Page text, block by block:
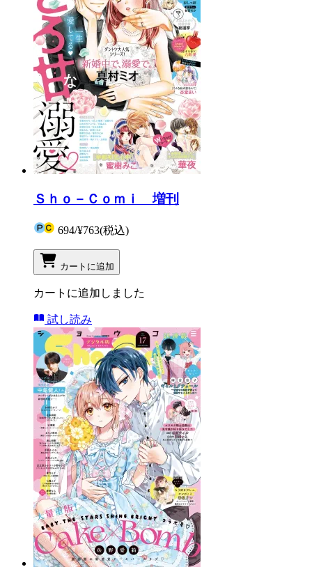
Ｓｈｏ－Ｃｏｍｉ 増刊
694/¥763(税込)
カートに追加
カートに追加しました
試し読み